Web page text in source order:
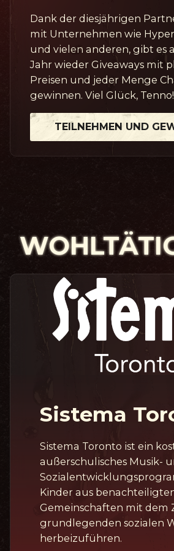
Dank der diesjährigen
mit Unternehmen wie
und vielen anderen, gibt es
Jahr wieder Giveaways mit
Preisen und jeder Menge
gewinnen. Viel Glück, Tenno!
TEILNEHMEN UND
Sistema
Sistema Toronto ist ein
außerschulisches Musik-
Kinder aus
Gemeinschaften mit dem
grundlegenden sozialen
herbeizuführen.